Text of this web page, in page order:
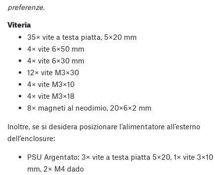
preferenze.
Viteria
35× vite a testa piatta, 5×20 mm
4× vite 6×50 mm
4× vite 6×30 mm
12× vite M3×30
4× vite M3×10
4× vite M3×18
8× magneti al neodimio, 20×6×2 mm
Inoltre, se si desidera posizionare l’alimentatore all’esterno
dell’enclosure:
PSU Argentato: 3× vite a testa piatta 5×20, 1× vite 3×10
mm, 2× M4 dado